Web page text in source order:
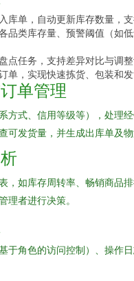
库单，自动更新库存数量，
品类库存量、预警阈值（如
点任务，支持差异对比与调整
单，实现快速拣货、包装和发
单管理
方式、信用等级等），处理
可发货量，并生成出库单及物
，如库存周转率、畅销商品
理者进行决策。
于角色的访问控制）、操作